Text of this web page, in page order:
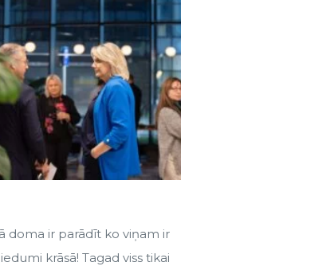
doma ir parādīt ko viņam ir
krāsā! Tagad viss tikai